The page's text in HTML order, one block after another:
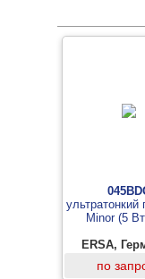
ультратонкий
Minor (5
ERSA,
по